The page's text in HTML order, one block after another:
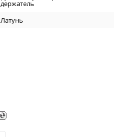
держатель
Латунь